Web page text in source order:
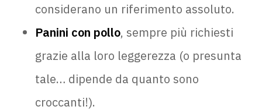
considerano un riferimento assoluto.
Panini con pollo, sempre più richiesti
grazie alla loro leggerezza (o presunta
tale… dipende da quanto sono
croccanti!).